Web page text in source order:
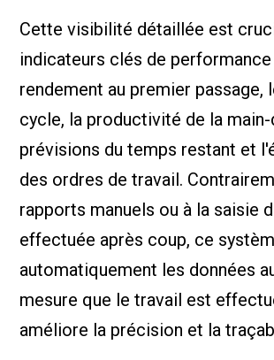
Cette visibilité détaillée est
indicateurs clés de
rendement au premier passage,
cycle, la productivité de la
prévisions du temps restant et
des ordres de travail.
rapports manuels ou à la saisie
effectuée après coup, ce
automatiquement les données
mesure que le travail est
améliore la précision et la